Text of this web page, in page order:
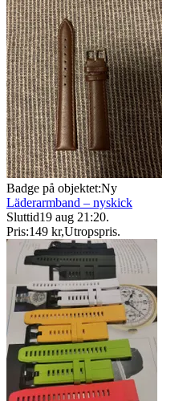
Badge på objektet:Ny
Läderarmband – nyskick
Sluttid19 aug 21:20.
Pris:149 kr,Utropspris.